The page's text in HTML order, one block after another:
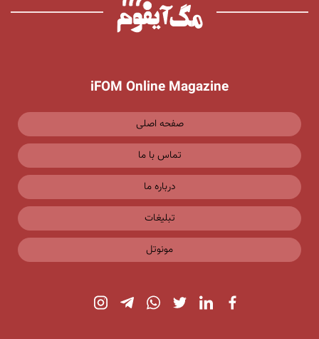
iFOM Online Magazine
صفحه اصلی
تماس با ما
درباره ما
تبلیغات
مونوتل